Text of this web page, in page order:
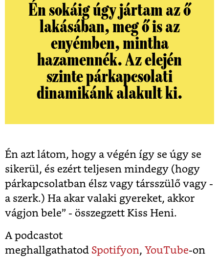
Én sokáig úgy jártam az ő
lakásában, meg ő is az
enyémben, mintha
hazamennék. Az elején
szinte párkapcsolati
dinamikánk alakult ki.
Én azt látom, hogy a végén így se úgy se
sikerül, és ezért teljesen mindegy (hogy
párkapcsolatban élsz vagy társszülő vagy -
a szerk.) Ha akar valaki gyereket, akkor
vágjon bele” - összegzett Kiss Heni.
A podcastot
meghallgathatod Spotifyon, YouTube-on